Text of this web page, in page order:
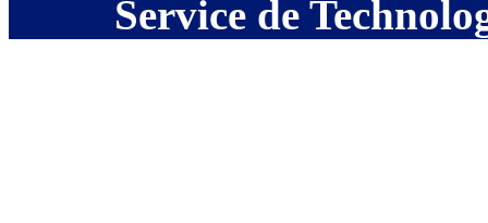
Service de